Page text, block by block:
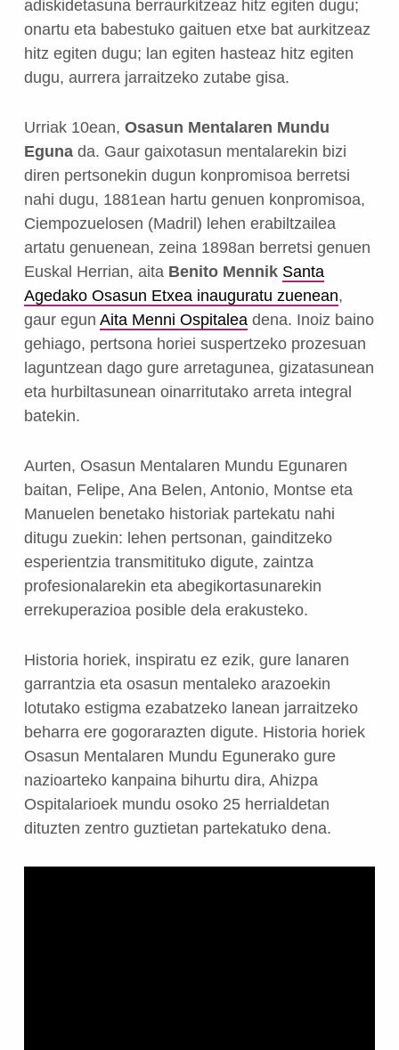
adiskidetasuna berraurkitzeaz hitz egiten dugu;
onartu eta babestuko gaituen etxe bat aurkitzeaz
hitz egiten dugu; lan egiten hasteaz hitz egiten
dugu, aurrera jarraitzeko zutabe gisa.
Urriak 10ean, Osasun Mentalaren Mundu
Egunada. Gaur gaixotasun mentalarekin bizi
diren pertsonekin dugun konpromisoa berretsi
nahi dugu, 1881ean hartu genuen konpromisoa,
Ciempozuelosen (Madril) lehen erabiltzailea
artatu genuenean, zeina 1898an berretsi genuen
Euskal Herrian, aita Benito Mennik Santa
Agedako Osasun Etxea inauguratu zuenean,
gaur egun Aita Menni Ospitaleadena. Inoiz baino
gehiago, pertsona horiei suspertzeko prozesuan
laguntzean dago gure arretagunea, gizatasunean
eta hurbiltasunean oinarritutako arreta integral
batekin.
Aurten, Osasun Mentalaren Mundu Egunaren
baitan, Felipe, Ana Belen, Antonio, Montse eta
Manuelen benetako historiak partekatu nahi
ditugu zuekin: lehen pertsonan, gainditzeko
esperientzia transmitituko digute, zaintza
profesionalarekin eta abegikortasunarekin
errekuperazioa posible dela erakusteko.
Historia horiek, inspiratu ez ezik, gure lanaren
garrantzia eta osasun mentaleko arazoekin
lotutako estigma ezabatzeko lanean jarraitzeko
beharra ere gogorarazten digute. Historia horiek
Osasun Mentalaren Mundu Egunerako gure
nazioarteko kanpaina bihurtu dira, Ahizpa
Ospitalarioek mundu osoko 25 herrialdetan
dituzten zentro guztietan partekatuko dena.